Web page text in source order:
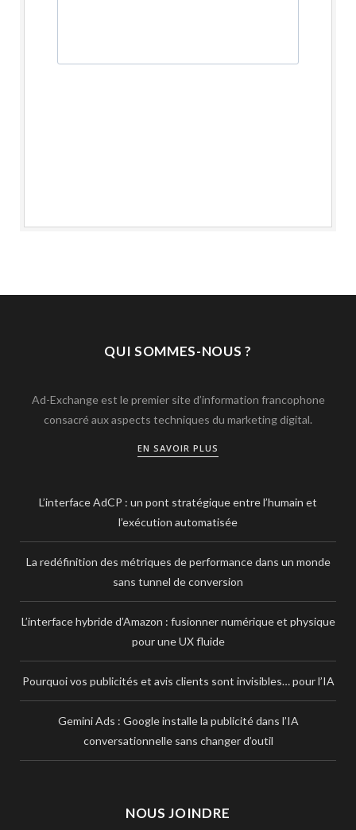
QUI SOMMES-NOUS ?
Ad-Exchange est le premier site d’information francophone
consacré aux aspects techniques du marketing digital.
EN SAVOIR PLUS
L’interface AdCP : un pont stratégique entre l’humain et
l’exécution automatisée
La redéfinition des métriques de performance dans un monde
sans tunnel de conversion
L’interface hybride d’Amazon : fusionner numérique et physique
pour une UX fluide
Pourquoi vos publicités et avis clients sont invisibles… pour l’IA
Gemini Ads : Google installe la publicité dans l’IA
conversationnelle sans changer d’outil
NOUS JOINDRE